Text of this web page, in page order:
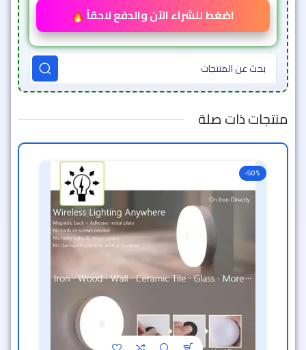
اضغط للشراء الآن والدفع لاحقاً
منتجات ذات صلة
-50%